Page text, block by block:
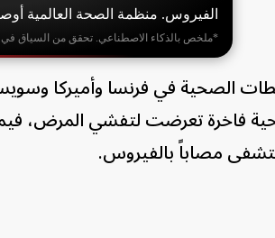
الفيروس. منظمة الصحة العالمية أوصت بحجر صحي 42
*ملخص بالذكاء الاصطناعي. تحقق من السياق في
فاخرة تعرضت لتفشي المرض،
مصاباً بالفيروس.